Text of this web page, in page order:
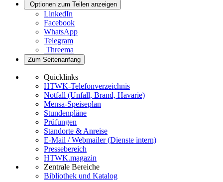
Optionen zum Teilen anzeigen
LinkedIn
Facebook
WhatsApp
Telegram
Threema
Zum Seitenanfang
Quicklinks
HTWK-Telefonverzeichnis
Notfall (Unfall, Brand, Havarie)
Mensa-Speiseplan
Stundenpläne
Prüfungen
Standorte & Anreise
E-Mail / Webmailer (Dienste intern)
Pressebereich
HTWK.magazin
Zentrale Bereiche
Bibliothek und Katalog